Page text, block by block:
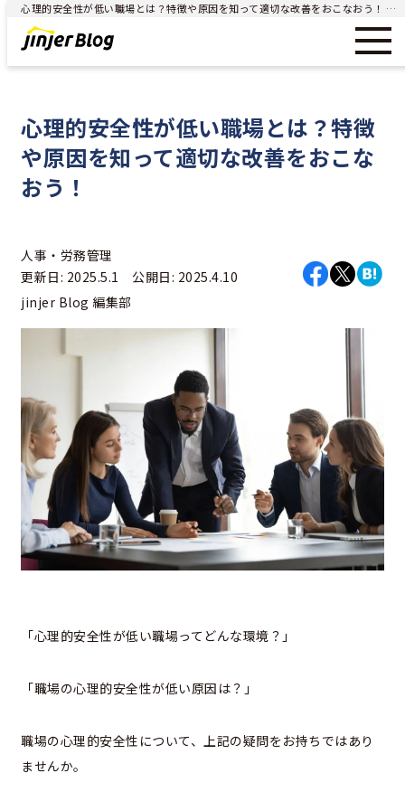
心理的安全性が低い職場とは？特徴や原因を知って適切な改善をおこなおう！ - ジンジャー（jinjer）｜統合型人事システム
心理的安全性が低い職場とは？特徴
や原因を知って適切な改善をおこな
おう！
人事・労務管理
更新日: 2025.5.1 公開日: 2025.4.10
jinjer Blog 編集部
「心理的安全性が低い職場ってどんな環境？」
「職場の心理的安全性が低い原因は？」
職場の心理的安全性について、上記の疑問をお持ちではあり
ませんか。